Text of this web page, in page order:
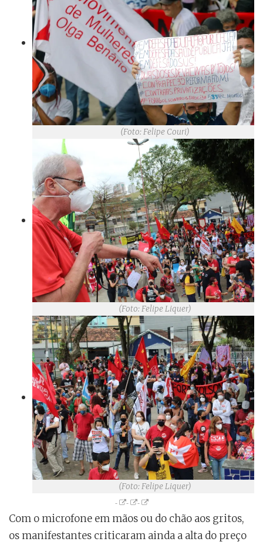
(Foto: Felipe Couri)
(Foto: Felipe Liquer)
(Foto: Felipe Liquer)
Com o microfone em mãos ou do chão aos gritos,
os manifestantes criticaram ainda a alta do preço